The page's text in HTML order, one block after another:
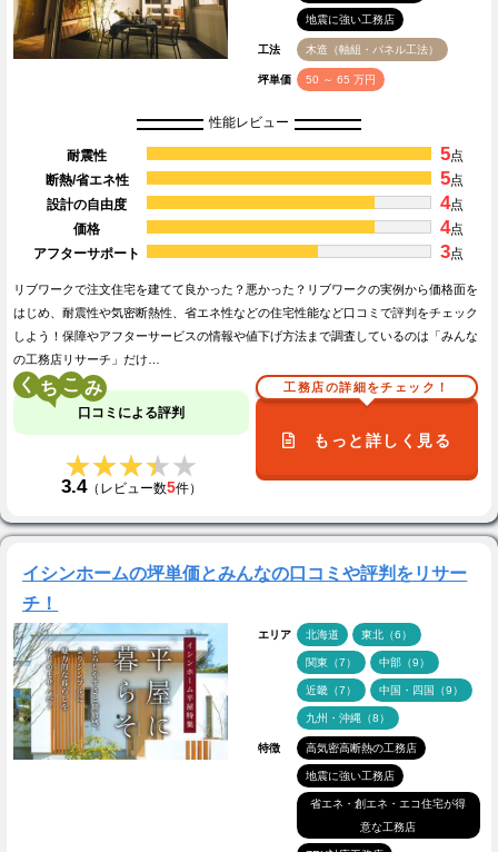
地震に強い工務店
工法 木造（軸組・パネル工法）
坪単価 50 ～ 65 万円
性能レビュー
耐震性 5点
断熱/省エネ性
5点
設計の自由度
4点
価格
4点
アフターサポート
3点
リブワークで注文住宅を建てて良かった？悪かった？リブワークの実例から価格面を
はじめ、耐震性や気密断熱性、省エネ性などの住宅性能など口コミで評判をチェック
しよう！保障やアフターサービスの情報や値下げ方法まで調査しているのは「みんな
の工務店リサーチ」だけ…
く こ
口コミによる評判
★★★★★
★★★★★
3.4（レビュー数5件）
工務店の詳細をチェック！
もっと詳しく見る
イシンホームの坪単価とみんなの口コミや評判をリサー
チ！
エリア 北海道 東北（6）
関東（7） 中部（9）
近畿（7） 中国・四国（9）
九州・沖縄（8）
特徴 高気密高断熱の工務店
地震に強い工務店
省エネ・創エネ・エコ住宅が得
意な工務店